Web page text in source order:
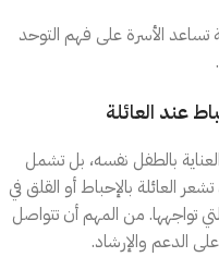
تساعد الأسرة على فهم التوحد
عند العائلة
بالطفل نفسه، بل تشمل
العائلة بالإحباط أو القلق في
تواجهها. من المهم أن تتواصل
الدعم والإرشاد.